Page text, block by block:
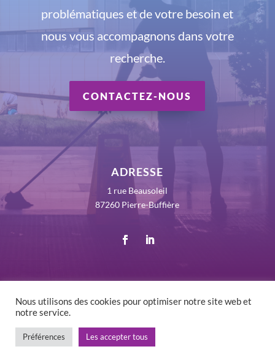
problématiques et de votre besoin et
nous vous accompagnons dans votre
recherche.
CONTACTEZ-NOUS
ADRESSE
1 rue Beausoleil
87260 Pierre-Buffière
©2026 RLV France - Tous droits réservés -
Légales-Politique de confidentialité
Nous utilisons des cookies pour optimiser notre site web et
notre service.
Préférences Les accepter tous